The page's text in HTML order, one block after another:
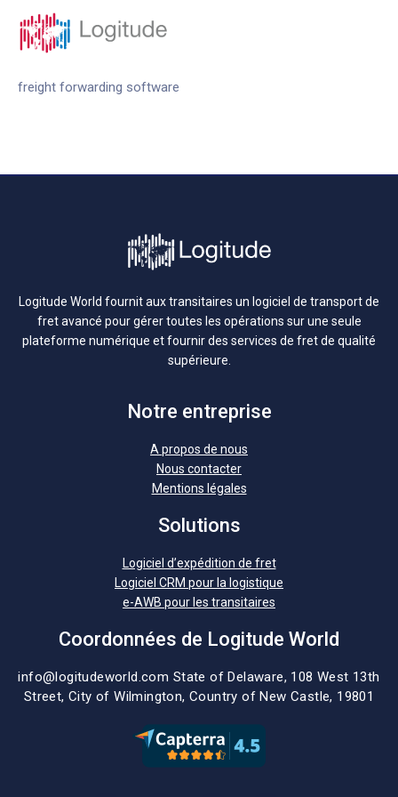
freight forwarding software
Logitude World fournit aux transitaires un logiciel de transport de
fret avancé pour gérer toutes les opérations sur une seule
plateforme numérique et fournir des services de fret de qualité
supérieure.
Notre entreprise
A propos de nous
Nous contacter
Mentions légales
Solutions
Logiciel d’expédition de fret
Logiciel CRM pour la logistique
e-AWB pour les transitaires
Coordonnées de Logitude World
info@logitudeworld.com State of Delaware, 108 West 13th
Street, City of Wilmington, Country of New Castle, 19801